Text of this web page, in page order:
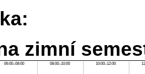
zimní
06:00–08:00 08:00–10:00 10:00–12:00